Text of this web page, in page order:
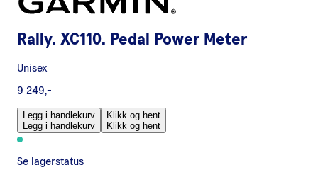
Rally. XC110. Pedal Power Meter
Unisex
9 249,-
Legg i handlekurv
Legg i handlekurv
Klikk og hent
Klikk og hent
Se lagerstatus